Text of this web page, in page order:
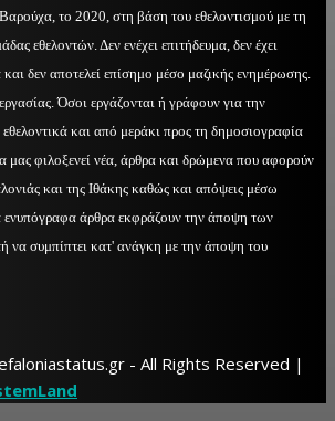
το 2020, στη βάση του εθελοντισμού με τη
εθελοντών. Δεν ενέχει επιτήδευμα, δεν έχει
δεν αποτελεί επίσημο μέσο μαζικής ενημέρωσης.
Όσοι εργάζονται ή γράφουν για την
και από μεράκι προς τη δημοσιογραφία
μας φιλοξενεί νέα, άρθρα και δρώμενα που αφορούν
και της Ιθάκης καθώς και απόψεις μέσω
ενυπόγραφα άρθρα εκφράζουν την άποψη των
να συμπίπτει κατ' ανάγκη με την άποψη του
- All Rights Reserved |